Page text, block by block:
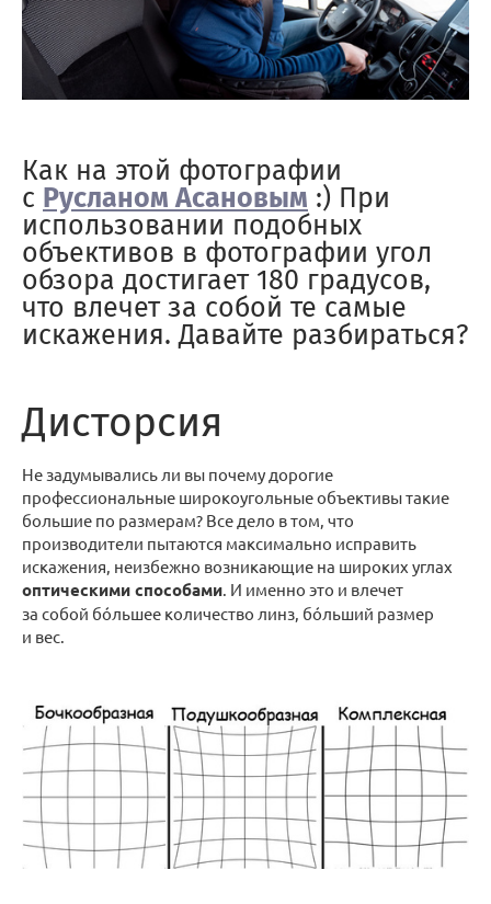
Как на этой фотографии
с Русланом Асановым :) При
использовании подобных
объективов в фотографии угол
обзора достигает 180 градусов,
что влечет за собой те самые
искажения. Давайте разбираться?
Дисторсия
Не задумывались ли вы почему дорогие
профессиональные широкоугольные объективы такие
большие по размерам? Все дело в том, что
производители пытаются максимально исправить
искажения, неизбежно возникающие на широких углах
оптическими способами. И именно это и влечет
за собой бóльшее количество линз, бóльший размер
и вес.